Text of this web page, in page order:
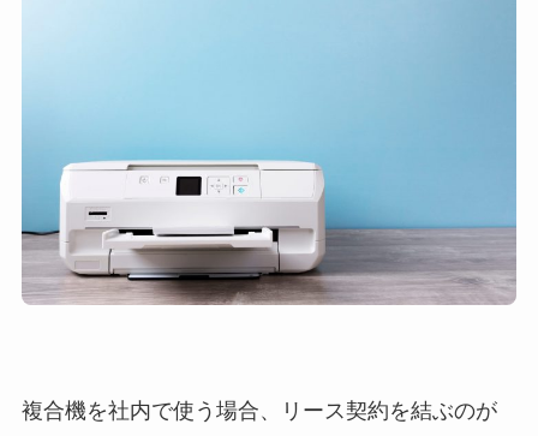
複合機を社内で使う場合、リース契約を結ぶのが